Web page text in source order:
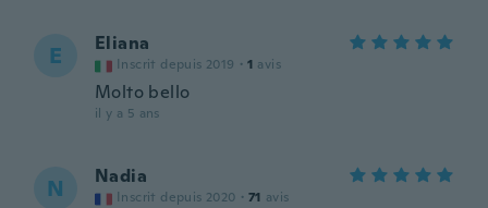
E Eliana
Inscrit depuis 2019 · 1 avis
Molto bello
il y a 5 ans
N Nadia
Inscrit depuis 2020 · 71 avis